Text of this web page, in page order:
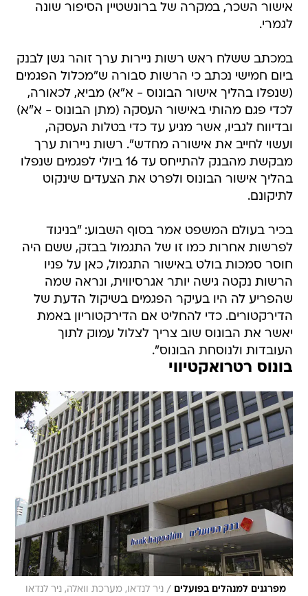
אישור השכר, במקרה של ברונשטיין הסיפור שונה
לגמרי.
במכתב ששלח ראש רשות ניירות ערך זוהר גשן לבנק
ביום חמישי נכתב כי הרשות סבורה ש"מכלול הפגמים
(שנפלו בהליך אישור הבונוס - א"א) מביא, לכאורה,
לכדי פגם מהותי באישור העסקה (מתן הבונוס - א"א)
ובדיווח לגביו, אשר מגיע עד כדי בטלות העסקה,
ועשוי לחייב את אישורה מחדש". רשות ניירות ערך
מבקשת מהבנק להתייחס עד 16 ביולי לפגמים שנפלו
בהליך אישור הבונוס ולפרט את הצעדים שינקוט
לתיקונם.
בכיר בעולם המשפט אמר בסוף השבוע: "בניגוד
לפרשות אחרות כמו זו של התגמול בבזק, ששם היה
חוסר סמכות בולט באישור התגמול, כאן על פניו
הרשות נקטה גישה יותר אגרסיווית, ונראה שמה
שהפריע לה היו בעיקר הפגמים בשיקול הדעת של
הדירקטורים. כדי להחליט אם הדירקטוריון באמת
יאשר את הבונוס שוב צריך לצלול עמוק לתוך
העובדות ולנוסחת הבונוס".
בונוס רטרואקטיווי
מפרגנים למנהלים בפועלים / ניר לנדאו, מערכת וואלה, ניר לנדאו